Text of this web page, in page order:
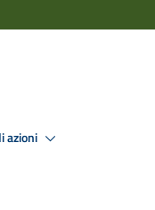
azioni